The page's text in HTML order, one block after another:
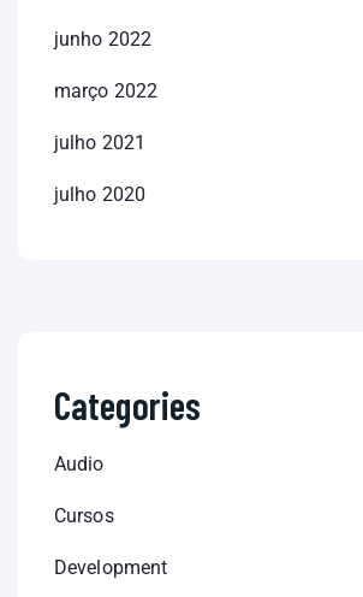
junho 2022
março 2022
julho 2021
julho 2020
Categories
Audio
Cursos
Development